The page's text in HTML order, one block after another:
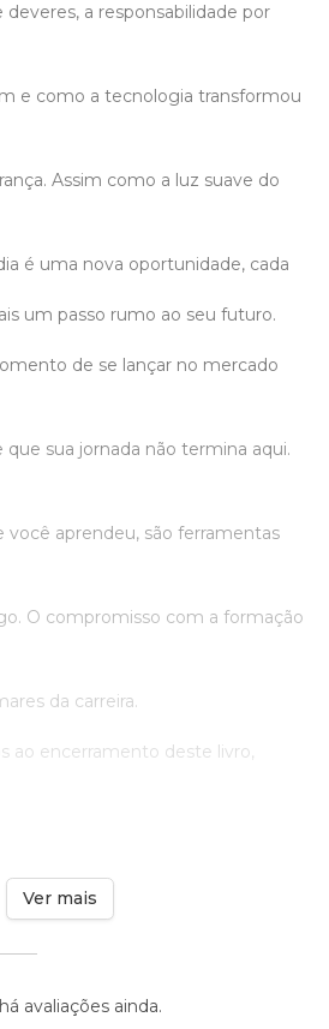
deveres, a responsabilidade por
e como a tecnologia transformou
Assim como a luz suave do
é uma nova oportunidade, cada
um passo rumo ao seu futuro.
de se lançar no mercado
sua jornada não termina aqui.
você aprendeu, são ferramentas
O compromisso com a formação
da carreira.
ao encerramento deste livro,
Ver mais
avaliações ainda.